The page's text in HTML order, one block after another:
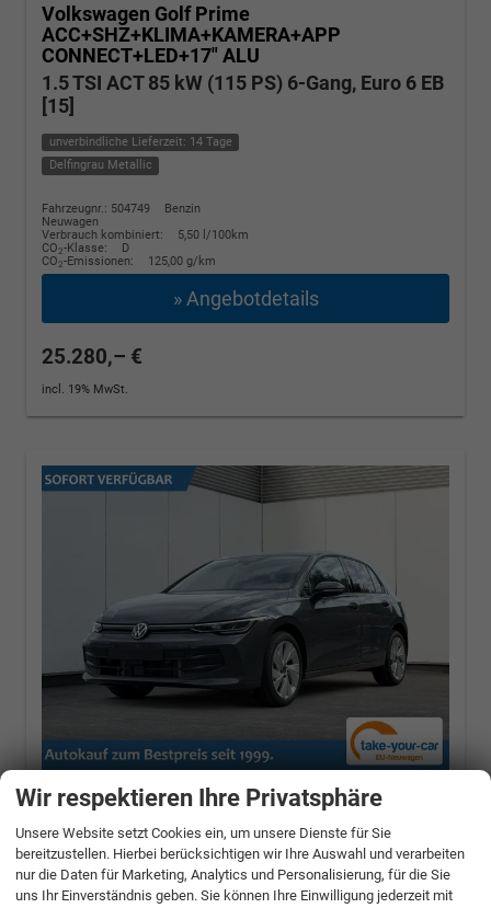
Volkswagen Golf Prime
ACC+SHZ+KLIMA+KAMERA+APP
CONNECT+LED+17" ALU
1.5 TSI ACT 85 kW (115 PS) 6-Gang, Euro 6 EB
[15]
unverbindliche Lieferzeit: 14 Tage
Delfingrau Metallic
Fahrzeugnr.: 504749
Benzin
Neuwagen
Verbrauch kombiniert:
5,50 l/100km
CO2-Klasse:
D
CO2-Emissionen: 125,00 g/km
» Angebotdetails
25.280,– €
incl. 19% MwSt.
Volkswagen Golf
Prime
ACC+SHZ+KLIMA+KAMERA+APP
CONNECT+LED+17" ALU
1.5 TSI ACT 85 kW (115 PS) 6-Gang, Euro 6 EB
[15]
Wir respektieren Ihre Privatsphäre
Unsere Website setzt Cookies ein, um unsere Dienste für Sie
bereitzustellen. Hierbei berücksichtigen wir Ihre Auswahl und verarbeiten
nur die Daten für Marketing, Analytics und Personalisierung, für die Sie
uns Ihr Einverständnis geben. Sie können Ihre Einwilligung jederzeit mit